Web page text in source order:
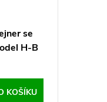
se
H-B
KOŠÍKU